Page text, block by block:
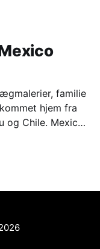
familie
Mexico
i